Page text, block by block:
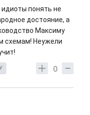
понять не
достояние, а
Максиму
схемам! Неужели
0